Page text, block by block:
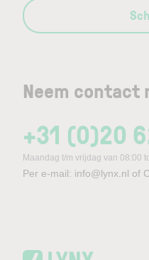
Neem contact
+31 (0)20
Maandag t/m vrijdag van 08:00
Per e-mail: info@lynx.nl of